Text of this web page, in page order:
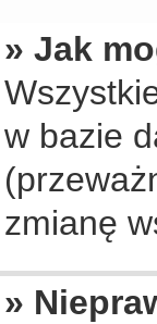
» Jak
w bazie
zmianę
»